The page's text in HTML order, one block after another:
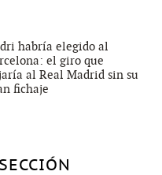
habría elegido al
el giro que
al Real Madrid sin su
fichaje